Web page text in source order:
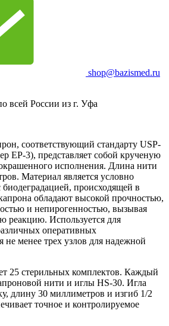
shop@bazismed.ru
всей России из г. Уфа
соответствующий стандарту USP-
ЕР-3), представляет собой крученую
исполнения. Длина нити
Материал является условно
происходящей в
обладают высокой прочностью,
и непирогенностью, вызывая
реакцию. Используется для
оперативных
не менее трех узлов для надежной
25 стерильных комплектов. Каждый
нити и иглы HS-30. Игла
длину 30 миллиметров и изгиб 1/2
точное и контролируемое